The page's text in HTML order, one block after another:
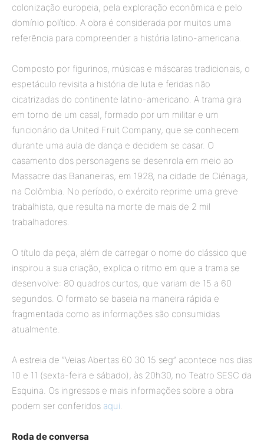
colonização europeia, pela exploração econômica e pelo
domínio político. A obra é considerada por muitos uma
referência para compreender a história latino-americana.
Composto por figurinos, músicas e máscaras tradicionais, o
espetáculo revisita a história de luta e feridas não
cicatrizadas do continente latino-americano. A trama gira
em torno de um casal, formado por um militar e um
funcionário da United Fruit Company, que se conhecem
durante uma aula de dança e decidem se casar. O
casamento dos personagens se desenrola em meio ao
Massacre das Bananeiras, em 1928, na cidade de Ciénaga,
na Colômbia. No período, o exército reprime uma greve
trabalhista, que resulta na morte de mais de 2 mil
trabalhadores.
O título da peça, além de carregar o nome do clássico que
inspirou a sua criação, explica o ritmo em que a trama se
desenvolve: 80 quadros curtos, que variam de 15 a 60
segundos. O formato se baseia na maneira rápida e
fragmentada como as informações são consumidas
atualmente.
A estreia de “Veias Abertas 60 30 15 seg” acontece nos dias
10 e 11 (sexta-feira e sábado), às 20h30, no Teatro SESC da
Esquina. Os ingressos e mais informações sobre a obra
podem ser conferidos aqui
Roda de conversa